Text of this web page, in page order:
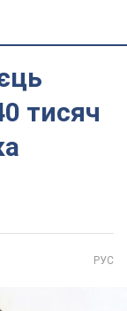
тисяч
РУС